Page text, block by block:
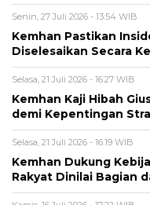
Senin, 27 Juli 2026 - 13:54 WIB
Kemhan Pastikan
Diselesaikan Secara
Selasa, 21 Juli 2026 - 16:27 WIB
Kemhan Kaji Hibah
demi Kepentingan
Selasa, 21 Juli 2026 - 16:19 WIB
Kemhan Dukung
Rakyat Dinilai Bagian